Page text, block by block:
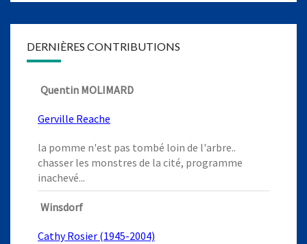
DERNIÈRES CONTRIBUTIONS
Quentin MOLIMARD
Gerville Reache
la pomme n'est pas tombé loin de l'arbre..
chasser les monstres de la cité, programme
inachevé...
Winsdorf
Cathy Rosier (1945-2004)